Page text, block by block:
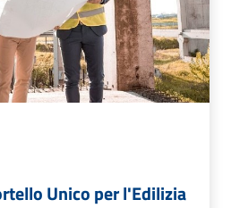
Unico per l'Edilizia